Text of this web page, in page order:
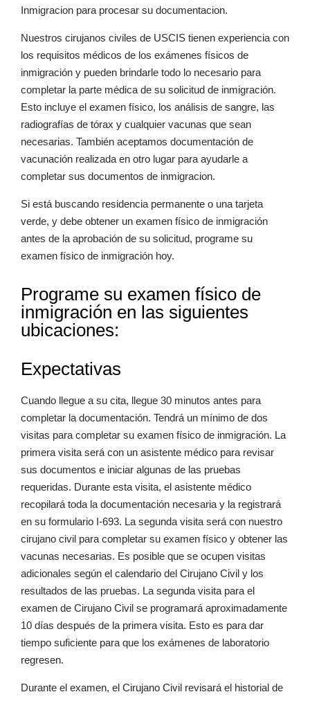
Inmigracion para procesar su documentacion.
Nuestros cirujanos civiles de USCIS tienen experiencia con
los requisitos médicos de los exámenes físicos de
inmigración y pueden brindarle todo lo necesario para
completar la parte médica de su solicitud de inmigración.
Esto incluye el examen físico, los análisis de sangre, las
radiografías de tórax y cualquier vacunas que sean
necesarias. También aceptamos documentación de
vacunación realizada en otro lugar para ayudarle a
completar sus documentos de inmigracion.
Si está buscando residencia permanente o una tarjeta
verde, y debe obtener un examen físico de inmigración
antes de la aprobación de su solicitud, programe su
examen físico de inmigración hoy.
Programe su examen físico de
inmigración en las siguientes
ubicaciones:
Expectativas
Cuando llegue a su cita, llegue 30 minutos antes para
completar la documentación. Tendrá un mínimo de dos
visitas para completar su examen físico de inmigración. La
primera visita será con un asistente médico para revisar
sus documentos e iniciar algunas de las pruebas
requeridas. Durante esta visita, el asistente médico
recopilará toda la documentación necesaria y la registrará
en su formulario I-693. La segunda visita será con nuestro
cirujano civil para completar su examen físico y obtener las
vacunas necesarias. Es posible que se ocupen visitas
adicionales según el calendario del Cirujano Civil y los
resultados de las pruebas. La segunda visita para el
examen de Cirujano Civil se programará aproximadamente
10 días después de la primera visita. Esto es para dar
tiempo suficiente para que los exámenes de laboratorio
regresen.
Durante el examen, el Cirujano Civil revisará el historial de